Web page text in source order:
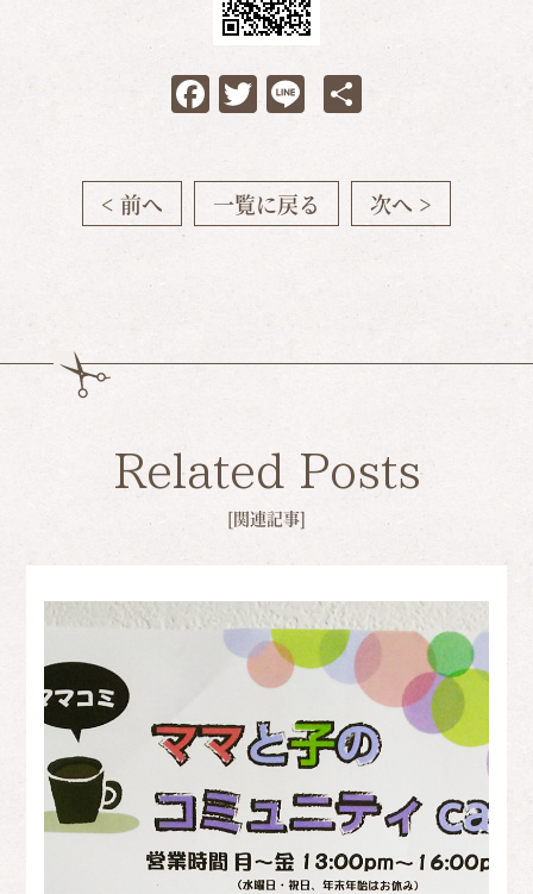
Facebook
Twitter
Line
< 前へ 一覧に戻る 次へ >
Related Posts
[関連記事]